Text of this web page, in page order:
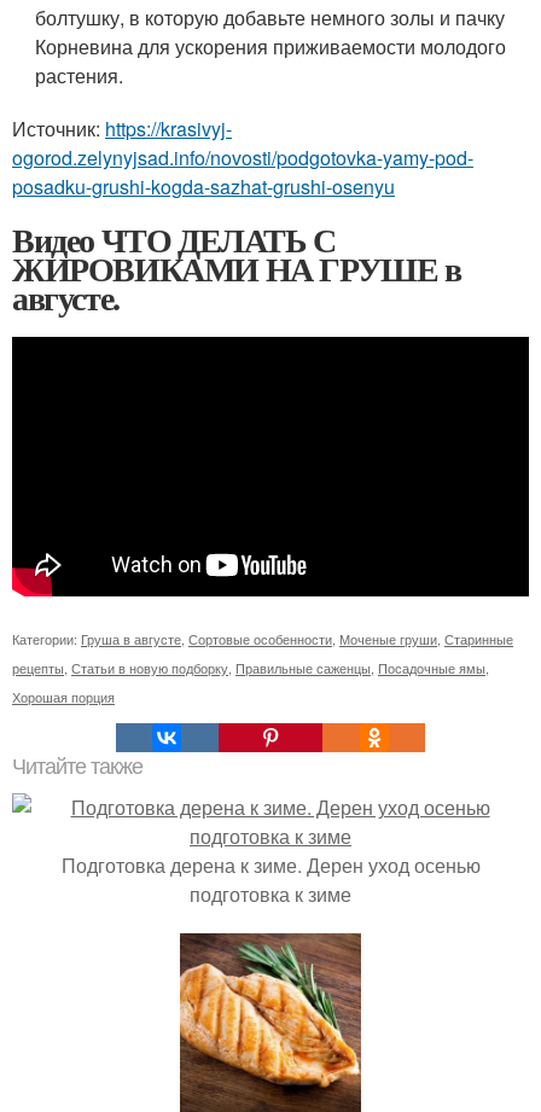
болтушку, в которую добавьте немного золы и пачку
Корневина для ускорения приживаемости молодого
растения.
Источник: https://krasivyj-
ogorod.zelynyjsad.info/novosti/podgotovka-yamy-pod-
posadku-grushi-kogda-sazhat-grushi-osenyu
Видео ЧТО ДЕЛАТЬ С
ЖИРОВИКАМИ НА ГРУШЕ в
августе.
Категории: Груша в августе Сортовые особенности Моченые груши Старинные
рецепты Статьи в новую подборку Правильные саженцы Посадочные ямы
Хорошая порция
Читайте также
Подготовка дерена к зиме. Дерен уход осенью
подготовка к зиме